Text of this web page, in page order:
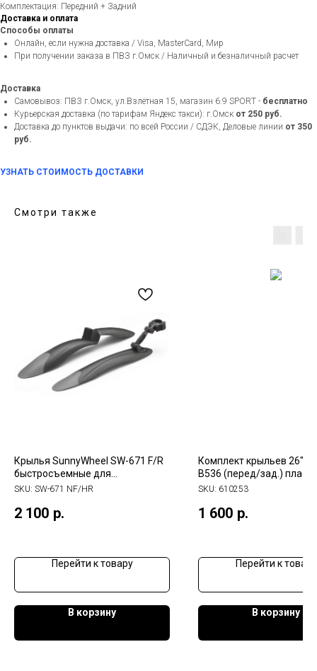
Комплектация: Передний + Задний
Доставка и оплата
Способы оплаты
Онлайн, если нужна доставка / Visa, MasterCard, Мир
При получении заказа в ПВЗ г.Омск / Наличный и безналичный расчет
Доставка
Самовывоз: ПВЗ г.Омск, ул.Взлётная 15, магазин 6.9 SPORT - бесплатно
Курьерская доставка (по тарифам Яндекс такси): г.Омск от 250 руб.
Доставка до пунктов выдачи: по всей России / СДЭК, Деловые линии от 350
руб.
УЗНАТЬ СТОИМОСТЬ ДОСТАВКИ
Смотри также
Крылья SunnyWheel SW-671 F/R
быстросъемные для
велосипедов 24"-26", черно-
SKU: SW-671 NF/HR
2 100 р.
Перейти к товару
В корзину
Комплект крыльев 26"
B536 (перед/зад.)
черные, арт. 610253
SKU: 610253
1 600 р.
Перейти к товару
В корзину